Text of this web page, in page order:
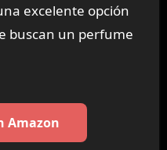
excelente opción
buscan un perfume
Amazon